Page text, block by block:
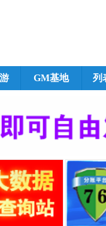
GM基地 列